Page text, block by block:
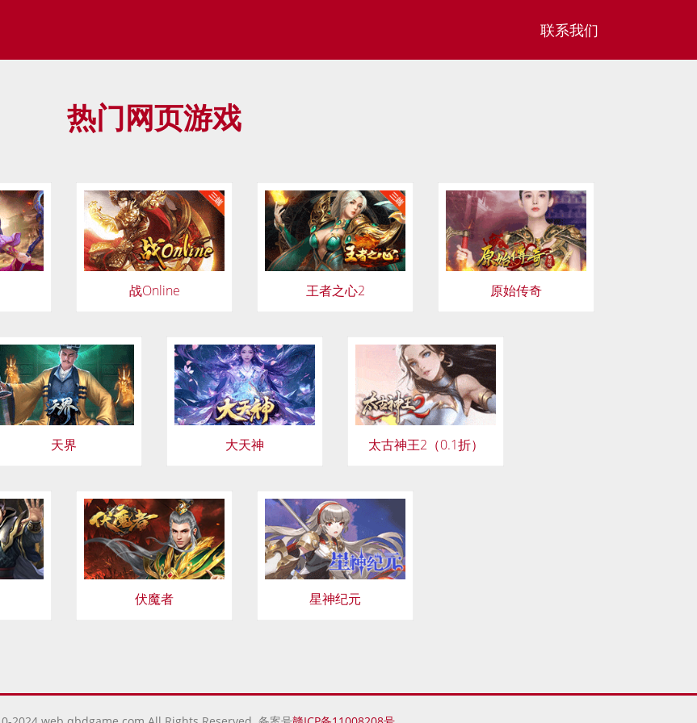
联系我们
热门网页游戏
战Online 王者之心2 原始传奇
天界 大天神 太古神王2（0.1折）
伏魔者 星神纪元